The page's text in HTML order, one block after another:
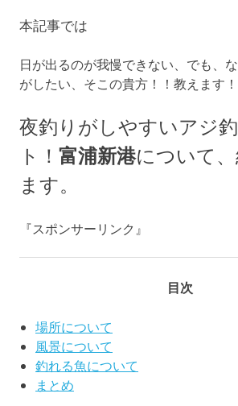
本記事では
日が出るのが我慢できない、でも、
がしたい、そこの貴方！！教えます！
夜釣りがしやすいアジ
ト！ 富浦新港について
ます。
『スポンサーリンク』
目次
場所について
風景について
釣れる魚について
まとめ